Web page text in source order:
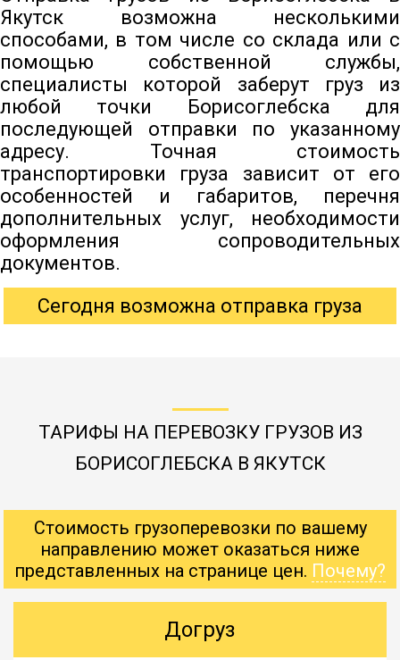
Якутск возможна несколькими
способами, в том числе со склада или с
помощью собственной службы,
специалисты которой заберут груз из
любой точки Борисоглебска для
последующей отправки по указанному
адресу. Точная стоимость
транспортировки груза зависит от его
особенностей и габаритов, перечня
дополнительных услуг, необходимости
оформления сопроводительных
документов.
Сегодня возможна отправка груза
ТАРИФЫ НА ПЕРЕВОЗКУ ГРУЗОВ ИЗ
БОРИСОГЛЕБСКА В ЯКУТСК
Стоимость грузоперевозки по вашему
направлению может оказаться ниже
представленных на странице цен. Почему?
Догруз